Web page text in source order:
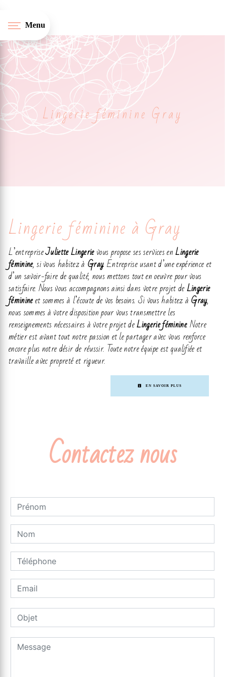
Menu
Lingerie féminine Gray
Lingerie féminine à Gray
L’entrepriseJuliette Lingerievous propose ses services enLingerie
féminine, si vous habitez à Gray. Entreprise usant d’une expérience et
d’un savoir-faire de qualité, nous mettons tout en oeuvre pour vous
satisfaire. Nous vous accompagnons ainsi dans votre projet deLingerie
féminineet sommes à l’écoute de vos besoins. Si vous habitez àGray,
nous sommes à votre disposition pour vous transmettre les
renseignements nécessaires à votre projet deLingerie féminine. Notre
métier est avant tout notre passion et le partager avec vous renforce
encore plus notre désir de réussir. Toute notre équipe est qualifiée et
travaille avec propreté et rigueur.
EN SAVOIR PLUS
Contactez nous